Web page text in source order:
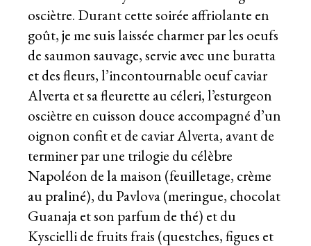
osciètre. Durant cette soirée affriolante en
goût, je me suis laissée charmer par les oeufs
de saumon sauvage, servie avec une buratta
et des fleurs, l’incontournable oeuf caviar
Alverta et sa fleurette au céleri, l’esturgeon
osciètre en cuisson douce accompagné d’un
oignon confit et de caviar Alverta, avant de
terminer par une trilogie du célèbre
Napoléon de la maison (feuilletage, crème
au praliné), du Pavlova (meringue, chocolat
Guanaja et son parfum de thé) et du
Kyscielli de fruits frais (questches, figues et